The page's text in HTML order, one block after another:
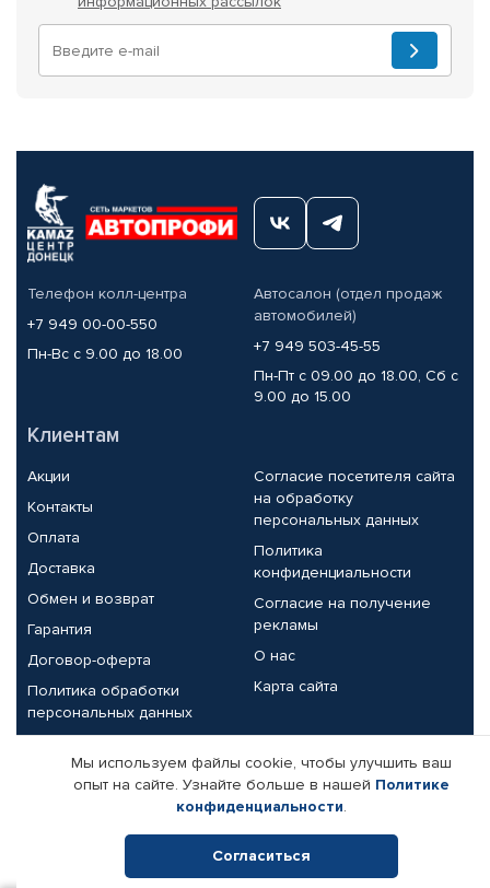
Телефон колл-центра
+7 949 00-00-550
Пн-Вс с 9.00 до 18.00
Автосалон (отдел продаж
автомобилей)
+7 949 503-45-55
Пн-Пт с 09.00 до 18.00, Сб с
9.00 до 15.00
Клиентам
Акции
Контакты
Оплата
Доставка
Обмен и возврат
Гарантия
Договор-оферта
Политика обработки
персональных данных
Согласие посетителя сайта
на обработку
персональных данных
Политика
конфиденциальности
Согласие на получение
рекламы
О нас
Карта сайта
Партнерам
Корпоративным клиентам
Поставщикам
Реквизиты компании
Мы используем файлы cookie, чтобы улучшить ваш
опыт на сайте. Узнайте больше в нашей Политике
конфиденциальности.
Согласиться